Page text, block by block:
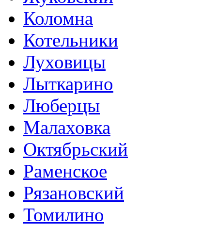
Коломна
Котельники
Луховицы
Лыткарино
Люберцы
Малаховка
Октябрьский
Раменское
Рязановский
Томилино